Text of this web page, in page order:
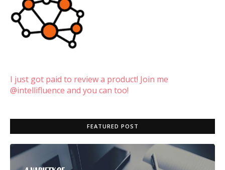
I just got paid to review a product! Join me
@intellifluence and you can too!
FEATURED POST